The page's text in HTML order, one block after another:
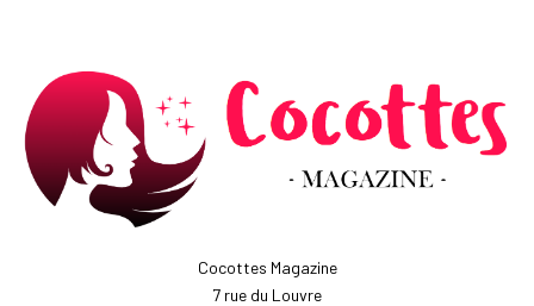
Cocottes Magazine
7 rue du Louvre